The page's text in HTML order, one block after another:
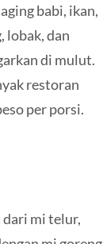
babi, ikan,
lobak, dan
di mulut.
restoran
per porsi.
dari mi telur,